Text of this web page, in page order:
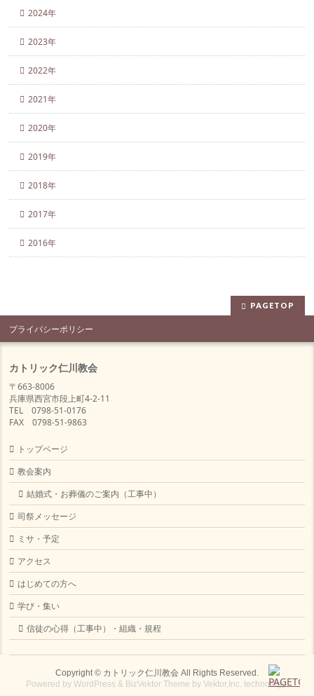
2024年
2023年
2022年
2021年
2020年
2019年
2018年
2017年
2016年
PAGETOP
プライバシーポリシー
カトリック仁川教会
〒663-8006
兵庫県西宮市段上町4-2-11
TEL 0798-51-0176
FAX 0798-51-9863
トップページ
教会案内
結婚式・お葬儀のご案内（工事中）
司祭メッセージ
ミサ・予定
アクセス
はじめての方へ
学び・集い
信徒の心得（工事中）・組織・規程
Copyright © カトリック仁川教会All Rights Reserved.
Powered byWordPress & BizVektor Theme byVektor,Inc. technology.